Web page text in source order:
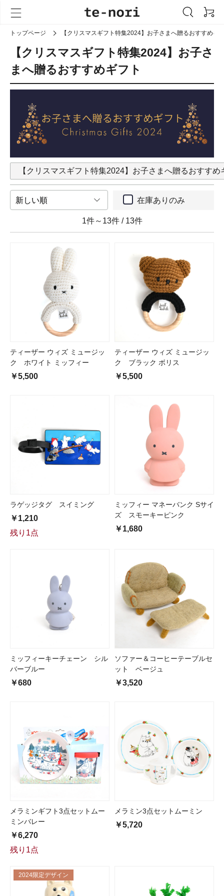
トップページ 【クリスマスギフト特集2024】お子さまへ贈るおすすめギ
【クリスマスギフト特集2024】お子さ
まへ贈るおすすめギフト
【クリスマスギフト特集2024】お子さまへ贈るおすすめ
在庫ありのみ
1件～13件 / 13件
ティーザー ウィズ ミュージッ
ク ホワイト ミッフィー
￥5,500
ティーザー ウィズ ミュージッ
ク ブラック ボリス
￥5,500
ラゲッジタグ スイミング
￥1,210
残り1点
ミッフィー マネーバンク Sサイ
ズ スモーキーピンク
￥1,680
ミッフィーキーチェーン シル
バーブルー
￥680
ソファー＆コーヒーテーブルセ
ット ベージュ
￥3,520
メラミンギフト3点セットムー
ミンバレー
￥6,270
残り1点
メラミン3点セットムーミン
￥5,720
2024限定デザイン